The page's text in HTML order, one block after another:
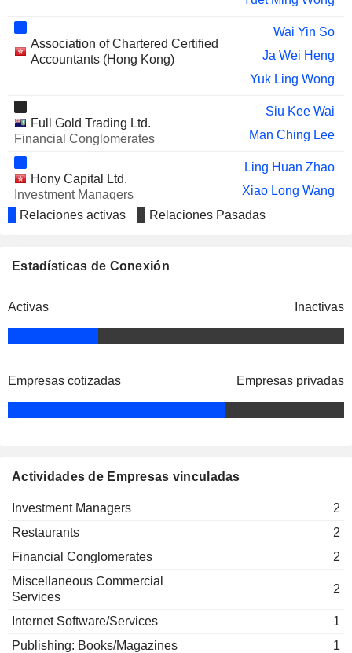
Association of Chartered Certified
Accountants (Hong Kong)
Wai Yin So
Ja Wei Heng
Yuk Ling Wong
Full Gold Trading Ltd.
Financial Conglomerates
Siu Kee Wai
Man Ching Lee
Hony Capital Ltd.
Investment Managers
Ling Huan Zhao
Xiao Long Wang
Yuan Zheng Wang
Beijing Hehegu Catering Service
Co., Ltd.
Relaciones activas Relaciones Pasadas
Estadísticas de Conexión
Activas Inactivas
Empresas cotizadas Empresas privadas
Actividades de Empresas vinculadas
Investment Managers
2
Restaurants
2
Financial Conglomerates
2
Miscellaneous Commercial
Services
2
Internet Software/Services
1
Publishing: Books/Magazines
1